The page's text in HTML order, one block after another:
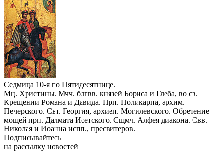
Седмица 10-я по Пятидесятнице.
Мц. Христины. Мчч. блгвв. князей Бориса и Глеба, во св.
Крещении Романа и Давида. Прп. Поликарпа, архим.
Печерского. Свт. Георгия, архиеп. Могилевского. Обретение
мощей прп. Далмата Исетского. Сщмч. Алфея диакона. Свв.
Николая и Иоанна испп., пресвитеров.
Подписывайтесь
на рассылку новостей